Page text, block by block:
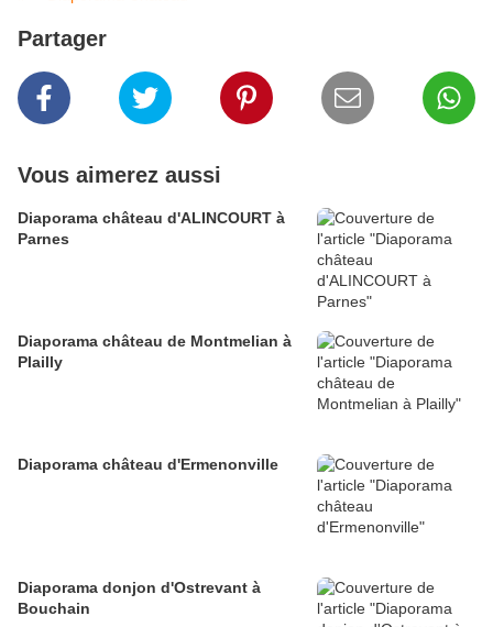
Partager
Vous aimerez aussi
Diaporama château d'ALINCOURT à
Parnes
Diaporama château de Montmelian à
Plailly
Diaporama château d'Ermenonville
Diaporama donjon d'Ostrevant à
Bouchain